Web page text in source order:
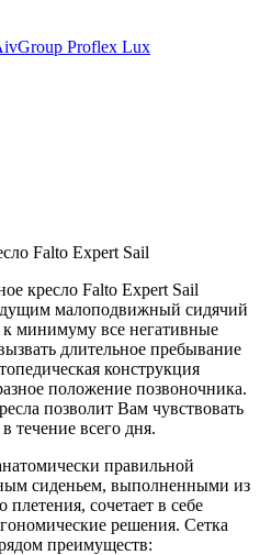
Proflex Lux
кресло Falto Expert Sail
малоподвижный сидячий
минимуму все негативные
длительное пребывание
конструкция
положение позвоночника.
позволит Вам чувствовать
течение всего дня.
правильной
сиденьем, выполненными из
плетения, сочетает в себе
решения. Сетка
преимуществ: